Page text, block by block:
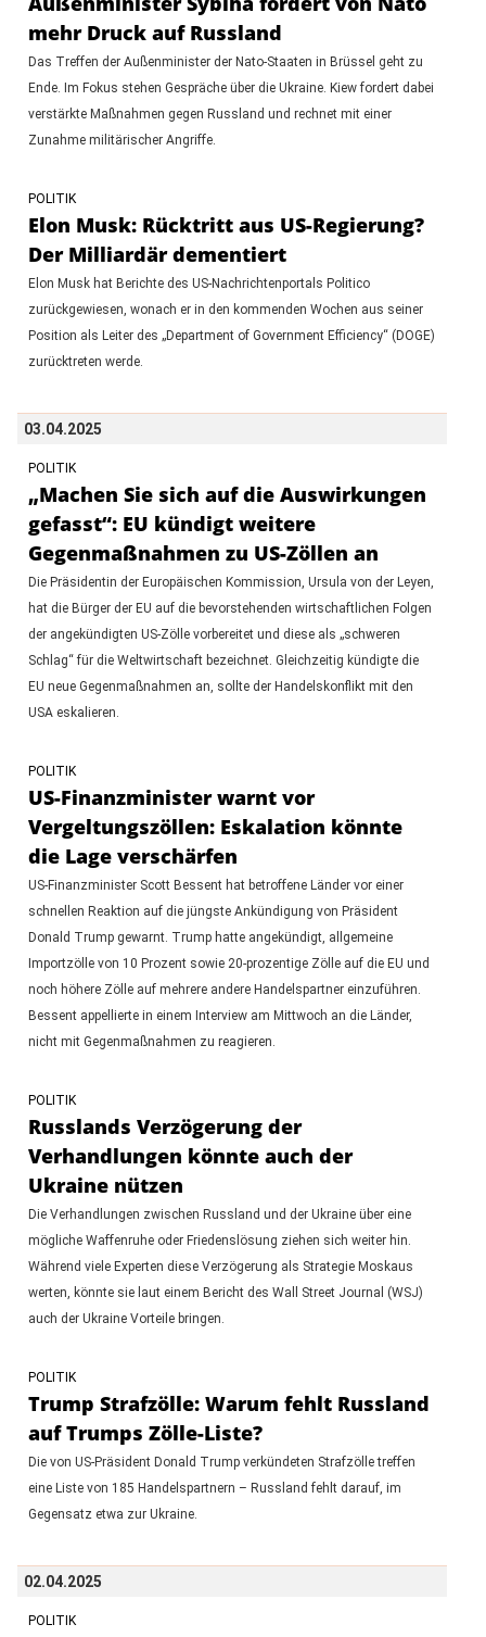
mehr Druck auf Russland
Das Treffen der Außenminister der Nato-Staaten in Brüssel geht zu
Ende. Im Fokus stehen Gespräche über die Ukraine. Kiew fordert dabei
verstärkte Maßnahmen gegen Russland und rechnet mit einer
Zunahme militärischer Angriffe.
POLITIK
Elon Musk: Rücktritt aus US-Regierung?
Der Milliardär dementiert
Elon Musk hat Berichte des US-Nachrichtenportals Politico
zurückgewiesen, wonach er in den kommenden Wochen aus seiner
Position als Leiter des „Department of Government Efficiency“ (DOGE)
zurücktreten werde.
03.04.2025
POLITIK
„Machen Sie sich auf die Auswirkungen
gefasst“: EU kündigt weitere
Gegenmaßnahmen zu US-Zöllen an
Die Präsidentin der Europäischen Kommission, Ursula von der Leyen,
hat die Bürger der EU auf die bevorstehenden wirtschaftlichen Folgen
der angekündigten US-Zölle vorbereitet und diese als „schweren
Schlag“ für die Weltwirtschaft bezeichnet. Gleichzeitig kündigte die
EU neue Gegenmaßnahmen an, sollte der Handelskonflikt mit den
USA eskalieren.
POLITIK
US-Finanzminister warnt vor
Vergeltungszöllen: Eskalation könnte
die Lage verschärfen
US-Finanzminister Scott Bessent hat betroffene Länder vor einer
schnellen Reaktion auf die jüngste Ankündigung von Präsident
Donald Trump gewarnt. Trump hatte angekündigt, allgemeine
Importzölle von 10 Prozent sowie 20-prozentige Zölle auf die EU und
noch höhere Zölle auf mehrere andere Handelspartner einzuführen.
Bessent appellierte in einem Interview am Mittwoch an die Länder,
nicht mit Gegenmaßnahmen zu reagieren.
POLITIK
Russlands Verzögerung der
Verhandlungen könnte auch der
Ukraine nützen
Die Verhandlungen zwischen Russland und der Ukraine über eine
mögliche Waffenruhe oder Friedenslösung ziehen sich weiter hin.
Während viele Experten diese Verzögerung als Strategie Moskaus
werten, könnte sie laut einem Bericht des Wall Street Journal (WSJ)
auch der Ukraine Vorteile bringen.
POLITIK
Trump Strafzölle: Warum fehlt Russland
auf Trumps Zölle-Liste?
Die von US-Präsident Donald Trump verkündeten Strafzölle treffen
eine Liste von 185 Handelspartnern – Russland fehlt darauf, im
Gegensatz etwa zur Ukraine.
02.04.2025
POLITIK